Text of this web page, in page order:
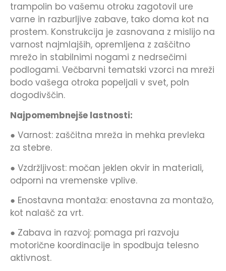
trampolin bo vašemu otroku zagotovil ure
varne in razburljive zabave, tako doma kot na
prostem. Konstrukcija je zasnovana z mislijo na
varnost najmlajših, opremljena z zaščitno
mrežo in stabilnimi nogami z nedrsečimi
podlogami. Večbarvni tematski vzorci na mreži
bodo vašega otroka popeljali v svet, poln
dogodivščin.
Najpomembnejše lastnosti:
● Varnost: zaščitna mreža in mehka prevleka
za stebre.
● Vzdržljivost: močan jeklen okvir in materiali,
odporni na vremenske vplive.
● Enostavna montaža: enostavna za montažo,
kot nalašč za vrt.
● Zabava in razvoj: pomaga pri razvoju
motorične koordinacije in spodbuja telesno
aktivnost.